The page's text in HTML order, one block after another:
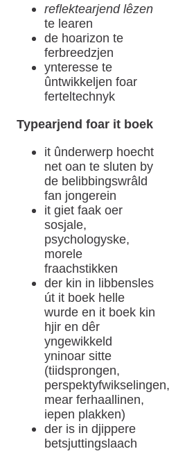
reflektearjend lêzen
te learen
de hoarizon te
ferbreedzjen
ynteresse te
ûntwikkeljen foar
ferteltechnyk
Typearjend foar it boek
it ûnderwerp hoecht
net oan te sluten by
de belibbingswrâld
fan jongerein
it giet faak oer
sosjale,
psychologyske,
morele
fraachstikken
der kin in libbensles
út it boek helle
wurde en it boek kin
hjir en dêr
yngewikkeld
yninoar sitte
(tiidsprongen,
perspektyfwikselingen,
mear ferhaallinen,
iepen plakken)
der is in djippere
betsjuttingslaach